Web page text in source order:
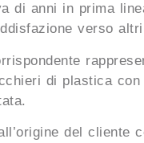
di anni in prima
verso
di plastica
del cliente